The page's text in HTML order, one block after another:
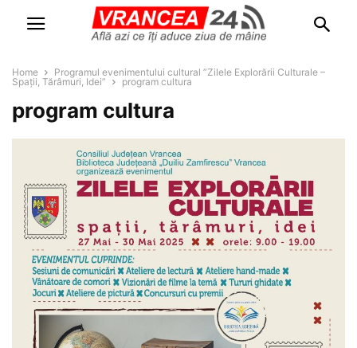
Home
Programul evenimentului cultural ”Zilele Explorării Culturale –
Spații, Tărâmuri, Idei”
program cultura
program cultura